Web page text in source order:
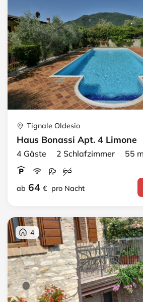
Tignale Oldesio
Haus Bonassi Apt. 4 Limone
4 Gäste 2 Schlafzimmer 55
ab 64 € pro Nacht
4